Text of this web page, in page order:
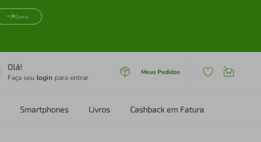
Quero
Olá!
Faça seu login para entrar
Meus Pedidos
Smartphones Livros Cashback em Fatura